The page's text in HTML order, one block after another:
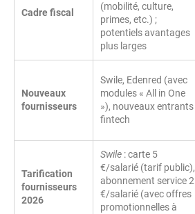
Cadre fiscal
(mobilité, culture,
primes, etc.) ;
potentiels avantages
plus larges
Nouveaux
fournisseurs
Swile, Edenred (avec
modules « All in One
»), nouveaux entrants
fintech
Tarification
fournisseurs
2026
Swile : carte 5
€/salarié (tarif public),
abonnement service 2
€/salarié (avec offres
promotionnelles à